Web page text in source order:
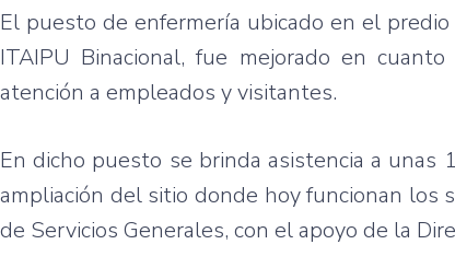
El puesto de enfermería ubicado en el
ITAIPU Binacional, fue mejorado en
atención a empleados y visitantes.
En dicho puesto se brinda asistencia a unas
ampliación del sitio donde hoy funcionan los
de Servicios Generales, con el apoyo de la